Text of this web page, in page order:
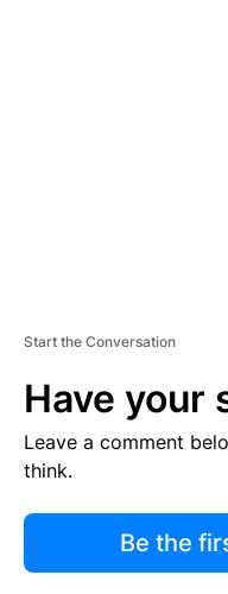
Start the Conversation
Have your
Leave a comment
think.
Be the